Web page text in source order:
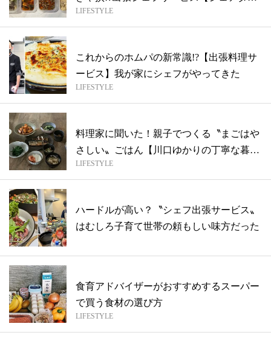
ン...
LIFESTYLE
これからのホムパの新常識!?【出張料理サ
ービス】我が家にシェフがやってきた
LIFESTYLE
料理家に聞いた！親子でつくる〝まごはや
さしい〟ごはん【川口ゆかりの丁寧な暮ら
し】
LIFESTYLE
ハードルが高い？〝シェフ出張サービス〟
はむしろ子育て世帯の頼もしい味方だった
食育アドバイザーがおすすめするスーパー
で買う食材の選び方
LIFESTYLE